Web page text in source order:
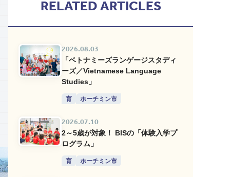
RELATED ARTICLES
2026.08.03
「ベトナミーズランゲージスタディ
ーズ／Vietnamese Language
Studies」
育 ホーチミン市
2026.07.10
2～5歳が対象！ BISの「体験入学プ
ログラム」
育 ホーチミン市